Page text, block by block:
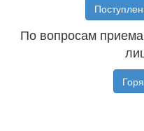
По вопросам